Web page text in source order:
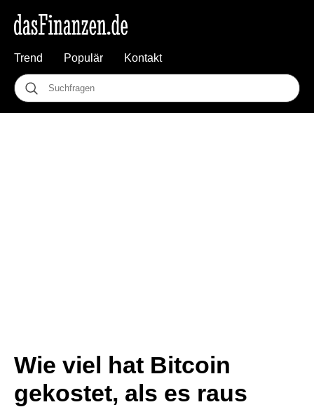
Trend Populär Kontakt
Wie viel hat Bitcoin
gekostet, als es raus